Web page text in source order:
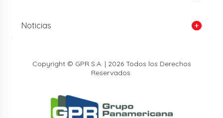
Noticias
Copyright © GPR S.A. | 2026 Todos los Derechos
Reservados.